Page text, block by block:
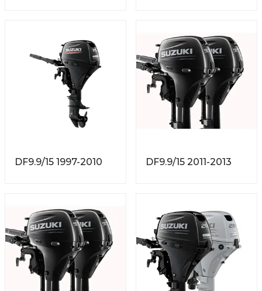
DF9.9/15 1997-2010 DF9.9/15 2011-2013